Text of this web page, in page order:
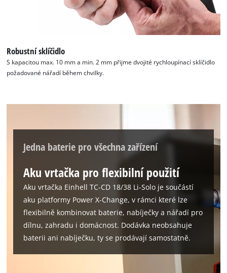
K načtení služby Google Maps
potřebujeme váš souhlas!
to trackers that are not disclosed to the
Usercentrics Consent
Management Platform
Robustní sklíčidlo
S kapacitou max. 10 mm a min. 2 mm přijme dvojité rychloupínací sklíčidlo
požadované nářadí během chvilky.
Jedna baterie pro všechna zařízení
Aku vrtačka pro flexibilní použití
Aku vrtačka Einhell TC-CD 18/38 Li-Solo je součástí
aku platformy Power X-Change, v rámci které lze
flexibilně kombinovat baterie, nabíječky a nářadí pro
dílnu, zahradu i domácnost. Dodávka neobsahuje
baterii ani nabíječku, ty se prodávají samostatně.